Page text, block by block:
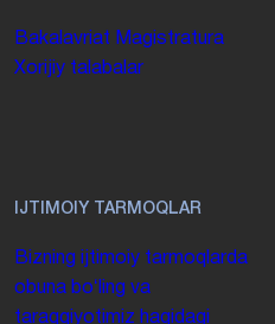
Bakalavriat Magistratura
Xorijiy talabalar
IJTIMOIY TARMOQLAR
Bizning ijtimoiy tarmoqlarda
obuna boʻling va
taraqqiyotimiz haqidagi